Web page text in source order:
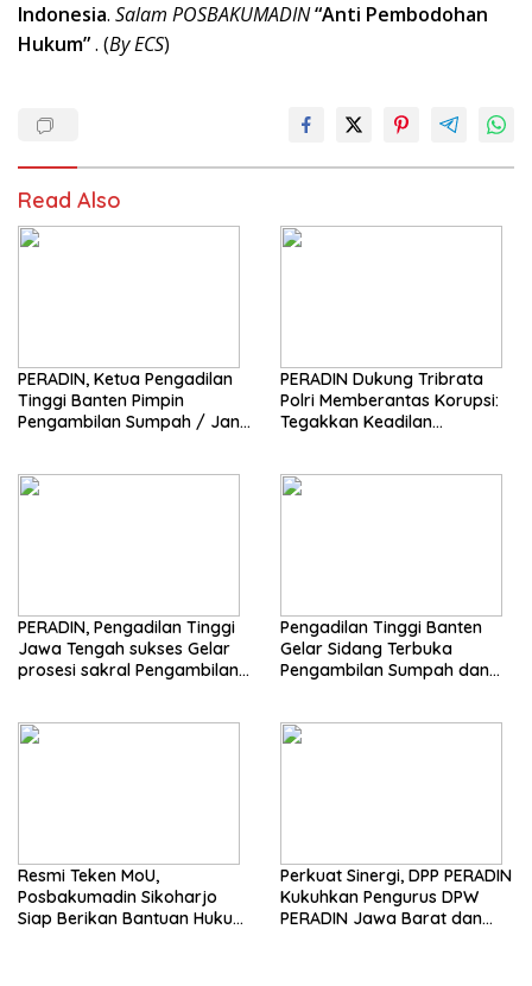
Indonesia. Salam POSBAKUMADIN“Anti Pembodohan
Hukum”. (By ECS)
Read Also
PERADIN, Ketua Pengadilan
Tinggi Banten Pimpin
Pengambilan Sumpah / Janji
PERADIN Dukung Tribrata
Polri Memberantas Korupsi:
Tegakkan Keadilan
PERADIN, Pengadilan Tinggi
Jawa Tengah sukses Gelar
prosesi sakral Pengambilan
Pengadilan Tinggi Banten
Gelar Sidang Terbuka
Pengambilan Sumpah dan
Resmi Teken MoU,
Posbakumadin Sikoharjo
Siap Berikan Bantuan Hukum
Perkuat Sinergi, DPP PERADIN
Kukuhkan Pengurus DPW
PERADIN Jawa Barat dan